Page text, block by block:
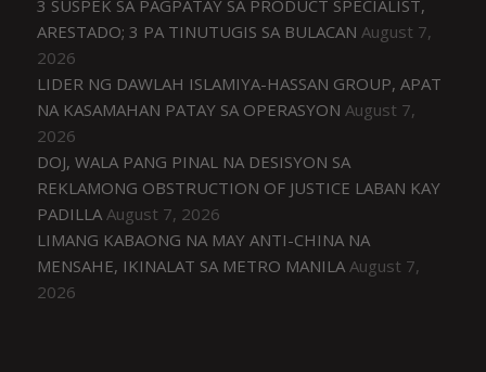
3 SUSPEK SA PAGPATAY SA PRODUCT SPECIALIST,
ARESTADO; 3 PA TINUTUGIS SA BULACAN August 7,
2026
LIDER NG DAWLAH ISLAMIYA-HASSAN GROUP, APAT
NA KASAMAHAN PATAY SA OPERASYON August 7,
2026
DOJ, WALA PANG PINAL NA DESISYON SA
REKLAMONG OBSTRUCTION OF JUSTICE LABAN KAY
PADILLA August 7, 2026
LIMANG KABAONG NA MAY ANTI-CHINA NA
MENSAHE, IKINALAT SA METRO MANILA August 7,
2026